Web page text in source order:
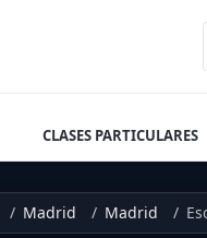
CLASES PARTICULARES
Madrid Madrid